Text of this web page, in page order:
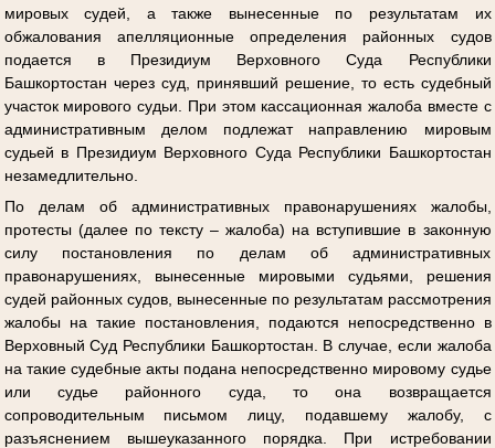
мировых судей, а также вынесенные по результатам их
обжалования апелляционные определения районных судов
подается в Президиум Верховного Суда Республики
Башкортостан через суд, принявший решение, то есть судебный
участок мирового судьи. При этом кассационная жалоба вместе с
административным делом подлежат направлению мировым
судьей в Президиум Верховного Суда Республики Башкортостан
незамедлительно.
По делам об административных правонарушениях жалобы,
протесты (далее по тексту – жалоба) на вступившие в законную
силу постановления по делам об административных
правонарушениях, вынесенные мировыми судьями, решения
судей районных судов, вынесенные по результатам рассмотрения
жалобы на такие постановления, подаются непосредственно в
Верховный Суд Республики Башкортостан. В случае, если жалоба
на такие судебные акты подана непосредственно мировому судье
или судье районного суда, то она возвращается
сопроводительным письмом лицу, подавшему жалобу, с
разъяснением вышеуказанного порядка. При истребовании